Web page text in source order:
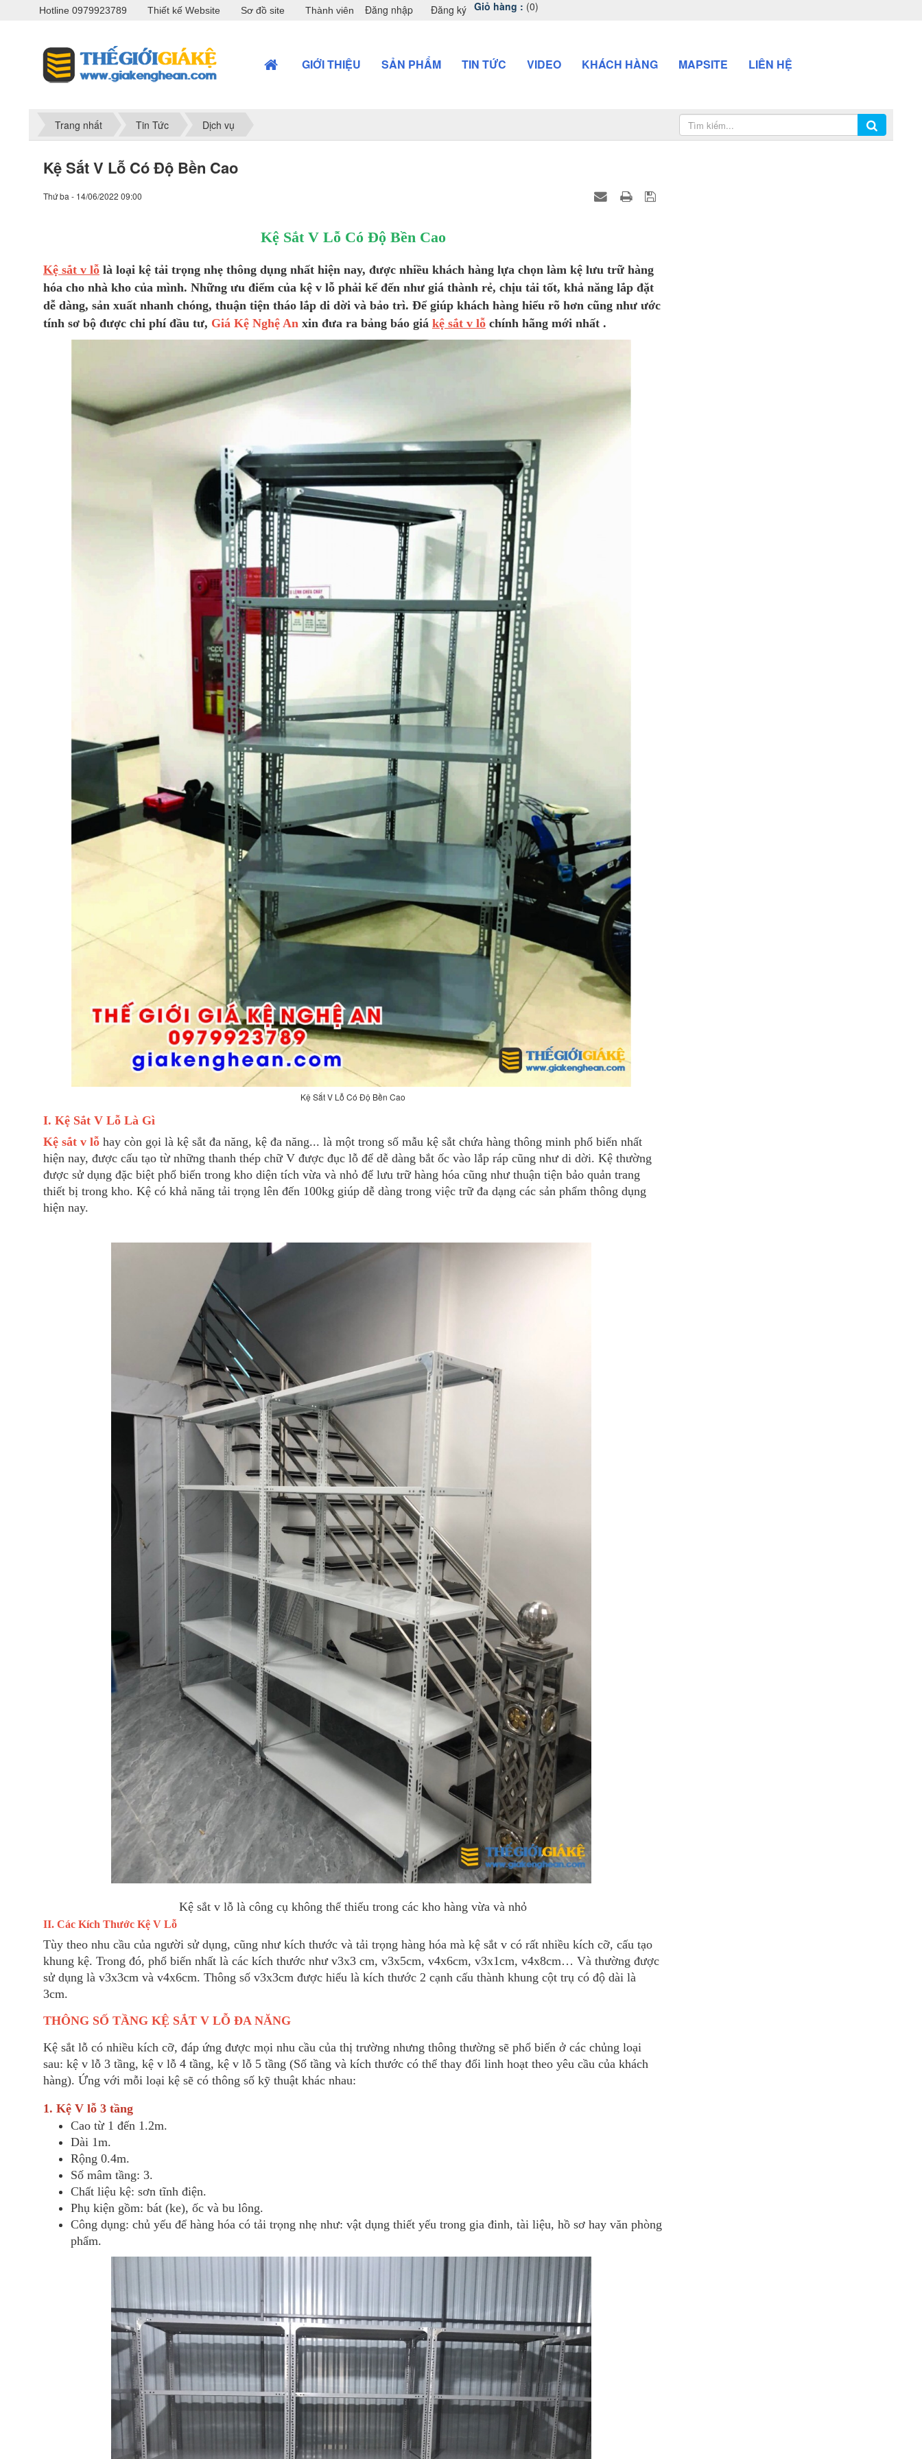
Hotline 0979923789 Thiết kế Website Sơ đồ site Thành viên Đăng nhập Đăng ký Giỏ hàng : (0)
GIỚI THIỆU SẢN PHẨM TIN TỨC VIDEO KHÁCH HÀNG MAPSITE LIÊN HỆ
Trang nhất Tin Tức Dịch vụ
Kệ Sắt V Lỗ Có Độ Bền Cao
Thứ ba - 14/06/2022 09:00
Kệ Sắt V Lỗ Có Độ Bền Cao
Kệ sắt v lỗ là loại kệ tải trọng nhẹ thông dụng nhất hiện nay, được nhiều khách hàng lựa chọn làm kệ lưu trữ hàng
hóa cho nhà kho của mình. Những ưu điểm của kệ v lỗ phải kể đến như giá thành rẻ, chịu tải tốt, khả năng lắp đặt
dễ dàng, sản xuất nhanh chóng, thuận tiện tháo lắp di dời và bảo trì. Để giúp khách hàng hiểu rõ hơn cũng như ước
tính sơ bộ được chi phí đầu tư, Giá Kệ Nghệ An xin đưa ra bảng báo giá kệ sắt v lỗ chính hãng mới nhất .
Kệ Sắt V Lỗ Có Độ Bền Cao
I. Kệ Sắt V Lỗ Là Gì
Kệ sắt v lỗ hay còn gọi là kệ sắt đa năng, kệ đa năng... là một trong số mẫu kệ sắt chứa hàng thông minh phổ biến nhất
hiện nay, được cấu tạo từ những thanh thép chữ V được đục lỗ để dễ dàng bắt ốc vào lắp ráp cũng như di dời. Kệ thường
được sử dụng đặc biệt phổ biến trong kho diện tích vừa và nhỏ để lưu trữ hàng hóa cũng như thuận tiện bảo quản trang
thiết bị trong kho. Kệ có khả năng tải trọng lên đến 100kg giúp dễ dàng trong việc trữ đa dạng các sản phẩm thông dụng
hiện nay.
Kệ sắt v lỗ là công cụ không thể thiếu trong các kho hàng vừa và nhỏ
II. Các Kích Thước Kệ V Lỗ
Tùy theo nhu cầu của người sử dụng, cũng như kích thước và tải trọng hàng hóa mà kệ sắt v có rất nhiều kích cỡ, cấu tạo
khung kệ. Trong đó, phổ biến nhất là các kích thước như v3x3 cm, v3x5cm, v4x6cm, v3x1cm, v4x8cm… Và thường được
sử dụng là v3x3cm và v4x6cm. Thông số v3x3cm được hiểu là kích thước 2 cạnh cấu thành khung cột trụ có độ dài là
3cm.
THÔNG SỐ TẦNG KỆ SẮT V LỖ ĐA NĂNG
Kệ sắt lỗ có nhiều kích cỡ, đáp ứng được mọi nhu cầu của thị trường nhưng thông thường sẽ phổ biến ở các chủng loại
sau: kệ v lỗ 3 tầng, kệ v lỗ 4 tầng, kệ v lỗ 5 tầng (Số tầng và kích thước có thể thay đổi linh hoạt theo yêu cầu của khách
hàng). Ứng với mỗi loại kệ sẽ có thông số kỹ thuật khác nhau:
1. Kệ V lỗ 3 tầng
Cao từ 1 đến 1.2m.
Dài 1m.
Rộng 0.4m.
Số mâm tầng: 3.
Chất liệu kệ: sơn tĩnh điện.
Phụ kiện gồm: bát (ke), ốc và bu lông.
Công dụng: chủ yếu để hàng hóa có tải trọng nhẹ như: vật dụng thiết yếu trong gia đinh, tài liệu, hồ sơ hay văn phòng
phẩm.